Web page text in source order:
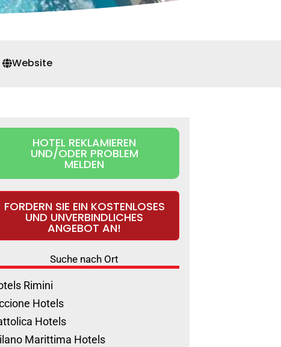
Website
HOTEL REKLAMIEREN
UND/ODER PROBLEM
MELDEN
FORDERN SIE EIN KOSTENLOSES
UND UNVERBINDLICHES
ANGEBOT AN!
Suche nach Ort
Rimini
Hotels
Hotels
Marittima Hotels